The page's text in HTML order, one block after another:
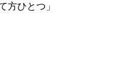
方ひとつ」